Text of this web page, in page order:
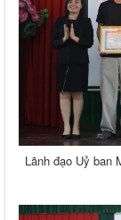
Lãnh đạo Uỷ ban